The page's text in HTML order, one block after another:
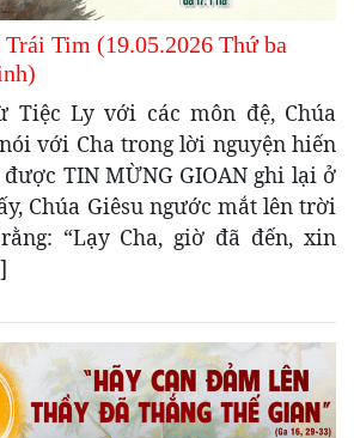
Tim (19.05.2026 Thứ ba
Tiệc Ly với các môn đệ, Chúa
với Cha trong lời nguyện hiến
TIN MỪNG GIOAN ghi lại ở
Chúa Giêsu ngước mắt lên trời
“Lạy Cha, giờ đã đến, xin